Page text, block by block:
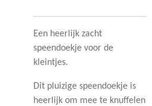
Een heerlijk zacht
speendoekje voor de
kleintjes.
Dit pluizige speendoekje is
heerlijk om mee te knuffelen